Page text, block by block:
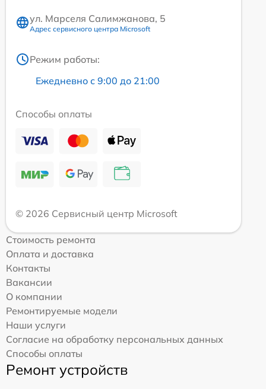
ул. Марселя Салимжанова, 5
Адрес сервисного центра Microsoft
Режим работы:
Ежедневно с 9:00 до 21:00
Способы оплаты
© 2026 Сервисный центр Microsoft
Стоимость ремонта
Оплата и доставка
Контакты
Вакансии
О компании
Ремонтируемые модели
Наши услуги
Согласие на обработку персональных данных
Способы оплаты
Ремонт устройств